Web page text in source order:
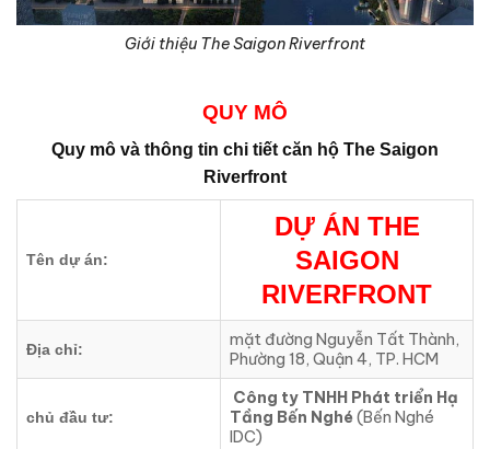
Giới thiệu The Saigon Riverfront
QUY MÔ
Quy mô và thông tin chi tiết căn hộ The Saigon
Riverfront
Tên dự án:
DỰ ÁN THE
SAIGON
RIVERFRONT
Địa chỉ:
mặt đường Nguyễn Tất Thành,
Phường 18, Quận 4, TP. HCM
chủ đầu tư:
Công ty TNHH Phát triển Hạ
Tầng Bến Nghé(Bến Nghé
IDC)